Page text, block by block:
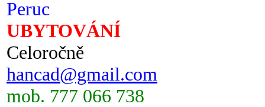
Peruc
UBYTOVÁNÍ
Celoročně
hancad@gmail.com
mob. 777 066 738